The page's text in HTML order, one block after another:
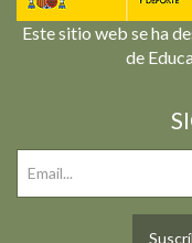
Este sitio web se ha
de